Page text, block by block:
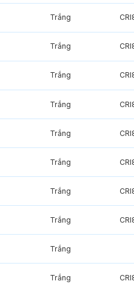
Trắng
Trắng
Trắng
Trắng
Trắng
Trắng
Trắng
Trắng
Trắng
Trắng